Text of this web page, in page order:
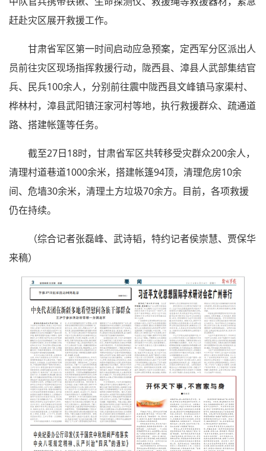
赶赴灾区展开救援工作。
甘肃省军区第一时间启动应急预案，定西军分区派出人
员前往灾区现场指挥救援行动，陇西县、漳县人武部集结官
兵、民兵100余人，分别前往震中陇西县文峰镇马家渠村、
桦林村，漳县武阳镇汪家河村等地，执行救援群众、疏通道
路、搭建帐篷等任务。
截至27日18时，甘肃省军区共转移受灾群众200余人，
清理村道巷道1000余米，搭建帐篷94顶，清理危房10余
间、危墙30余米，清理土方垃圾70余方。目前，各项救援
仍在持续。
（综合记者张磊峰、武诗韬，特约记者侯崇慧、贾保华
来稿）